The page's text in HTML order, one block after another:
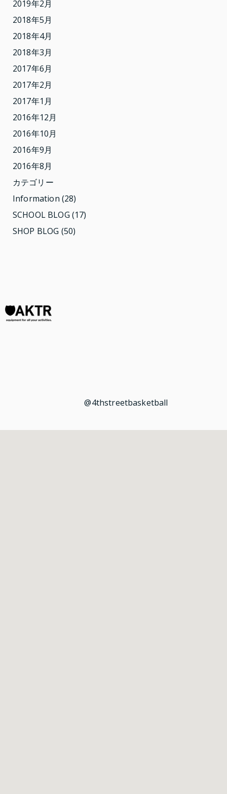
2019年2月
2018年5月
2018年4月
2018年3月
2017年6月
2017年2月
2017年1月
2016年12月
2016年10月
2016年9月
2016年8月
カテゴリー
Information (28)
SCHOOL BLOG (17)
SHOP BLOG (50)
@4thstreetbasketball